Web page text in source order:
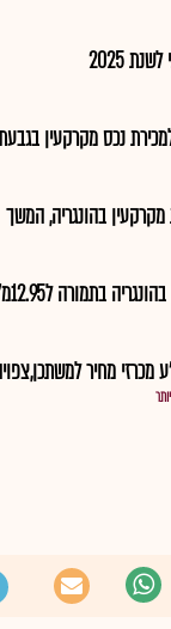
2025
נכס מקרקעין
בהונגריה, המשך
ל12.95מ' אירו, פרטים
מחיר